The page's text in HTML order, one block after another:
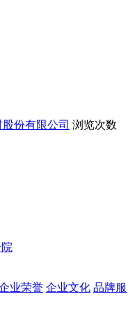
份有限公司 浏览次数
业荣誉 企业文化 品牌服